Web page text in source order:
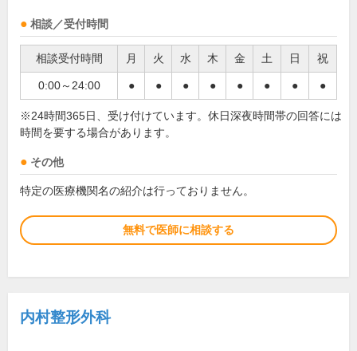
相談／受付時間
相談受付時間 月 火 水 木 金 土 日 祝
0:00～24:00 ● ● ● ● ● ● ● ●
※24時間365日、受け付けています。休日深夜時間帯の回答には
時間を要する場合があります。
その他
特定の医療機関名の紹介は行っておりません。
無料で医師に相談する
内村整形外科